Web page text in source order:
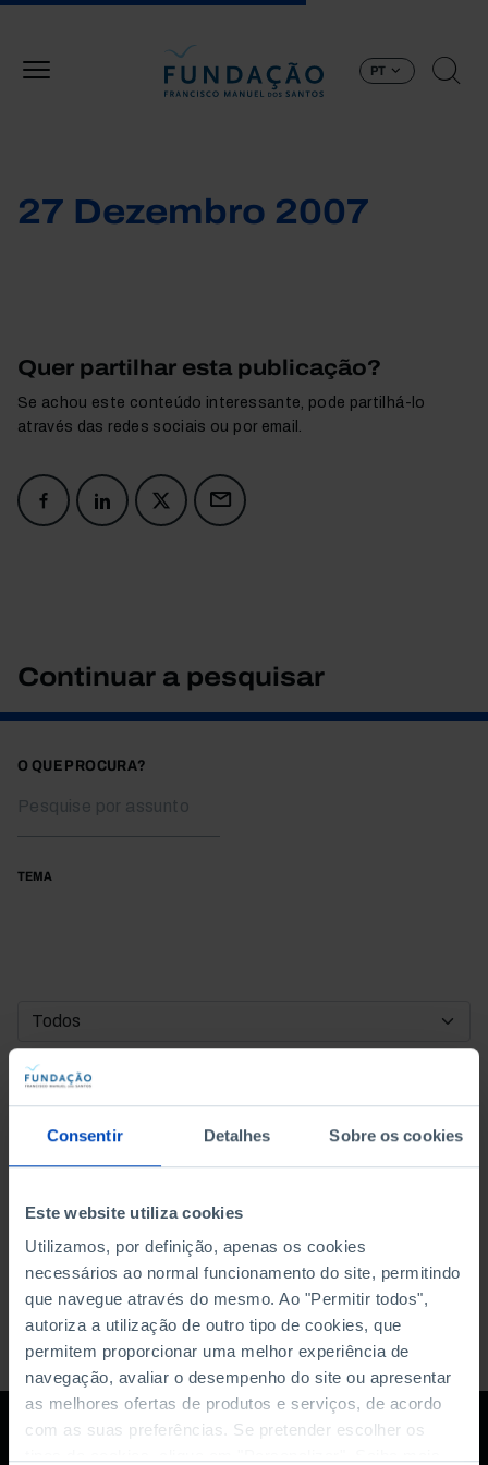
Consentir Detalhes Sobre os cookies
Este website utiliza cookies
Utilizamos, por definição, apenas os cookies
necessários ao normal funcionamento do site, permitindo
que navegue através do mesmo. Ao "Permitir todos",
autoriza a utilização de outro tipo de cookies, que
permitem proporcionar uma melhor experiência de
navegação, avaliar o desempenho do site ou apresentar
as melhores ofertas de produtos e serviços, de acordo
com as suas preferências. Se pretender escolher os
PT
27 Dezembro 2007
Quer partilhar esta publicação?
Se achou este conteúdo interessante, pode partilhá-lo
através das redes sociais ou por email.
Continuar a pesquisar
O QUE PROCURA?
TEMA
DATA DE INÍCIO
DATA DE FIM